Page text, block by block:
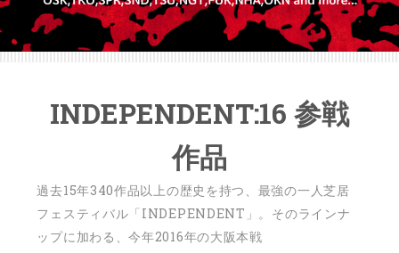
INDEPENDENT:16 参戦
作品
過去15年340作品以上の歴史を持つ、最強の一人芝居
フェスティバル「INDEPENDENT」。そのラインナ
ップに加わる、今年2016年の大阪本戦